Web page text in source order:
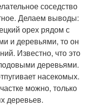
соседство
Делаем выводы:
орех рядом с
и деревьями, то он
Известно, что это
деревьями.
насекомых.
можно, только
деревьев.